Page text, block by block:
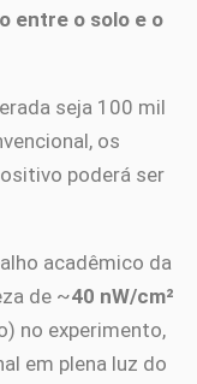
entre o solo e o
seja 100 mil
os
poderá ser
acadêmico da
de ~40 nW/cm²
no experimento,
em plena luz do